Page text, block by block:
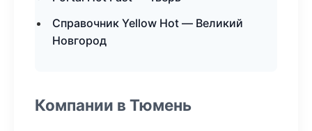
Справочник Yellow Hot — Великий
Новгород
Компании в Тюмень